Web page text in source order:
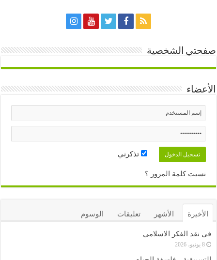
صفحتي الشخصية
الأعضاء
تذكرني
نسيت كلمة المرور ؟
الأخيرة الأشهر تعليقات الوسوم
في نقد الفكر الاسلامي
8 يونيو، 2026